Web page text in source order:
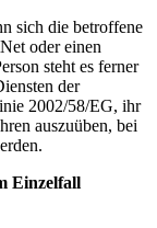
sich die betroffene
oder einen
steht es ferner
der
2002/58/EG, ihr
auszuüben, bei
Einzelfall